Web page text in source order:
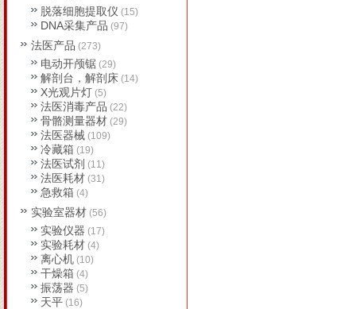
脱落细胞提取仪 (15)
DNA采集产品 (97)
法医产品 (273)
电动开颅锯 (29)
解剖台，解剖床 (14)
X光观片灯 (5)
法医消毒产品 (22)
骨骼测量器材 (29)
法医器械 (109)
冷藏箱 (19)
法医试剂 (11)
法医耗材 (31)
急救箱 (4)
实验室器材 (56)
实验仪器 (17)
实验耗材 (4)
离心机 (10)
干燥箱 (4)
振荡器 (5)
天平 (16)